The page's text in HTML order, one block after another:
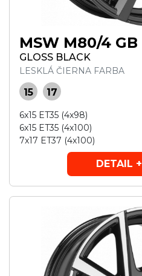
MSW M80/4 GB
GLOSS BLACK
LESKLÁ ČIERNA FARBA
15 17
6x15 ET35 (4x98)
6x15 ET35 (4x100)
7x17 ET37 (4x100)
DETAIL